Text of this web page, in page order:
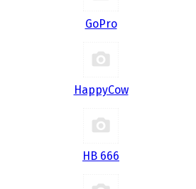
GoPro
HappyCow
HB 666